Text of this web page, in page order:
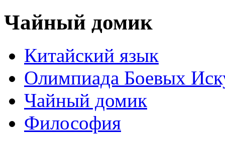
Чайный домик
Китайский язык
Олимпиада Боевых
Чайный домик
Философия